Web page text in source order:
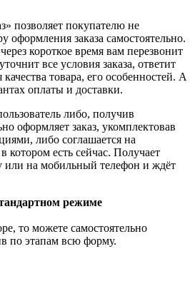
позволяет покупателю не
оформления заказа самостоятельно.
короткое время вам перезвонит
все условия заказа, ответит
товара, его особенностей. А
оплаты и доставки.
либо, получив
оформляет заказ, укомплектовав
либо соглашается на
котором есть сейчас. Получает
или на мобильный телефон и ждёт
режиме
то можете самостоятельно
по этапам всю форму.